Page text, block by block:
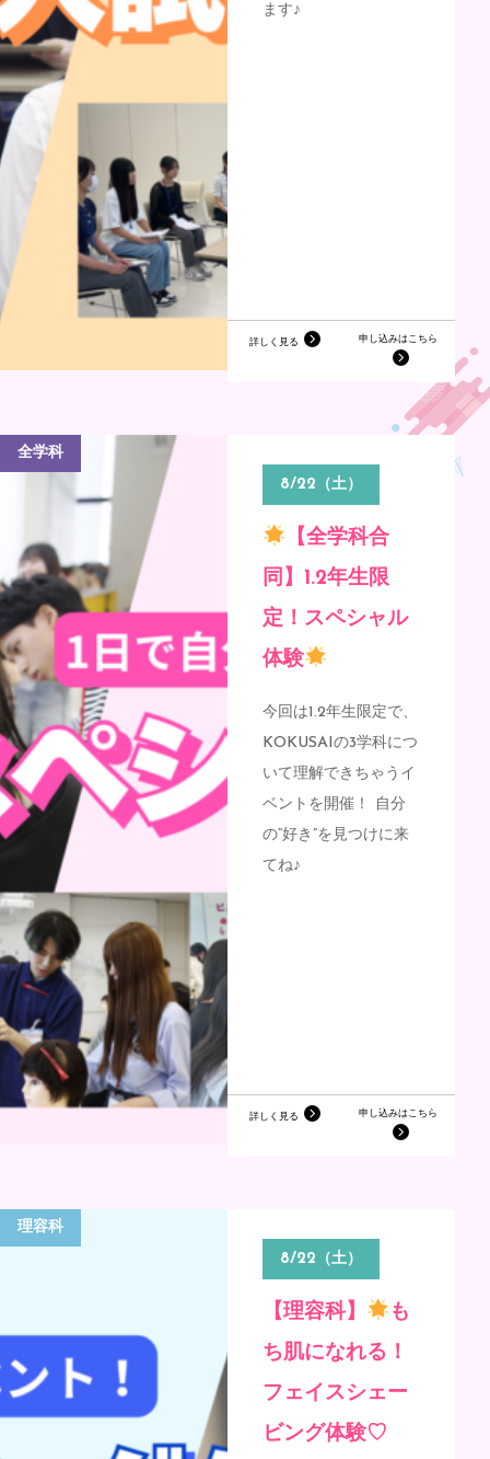
ます♪
詳しく見る 申し込みはこちら
全学科
8/22（土）
【全学科合
同】1.2年生限
定！スペシャル
体験
今回は1.2年生限定で、
KOKUSAIの3学科につ
いて理解できちゃうイ
ベントを開催！
自分
の“好き”を見つけに来
てね♪
詳しく見る 申し込みはこちら
理容科
8/22（土）
【理容科】
も
ち肌になれる！
フェイスシェー
ビング体験♡